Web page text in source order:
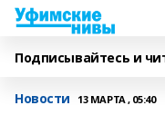
Подписывайтесь и
Новости 13 МАРТА , 05:40